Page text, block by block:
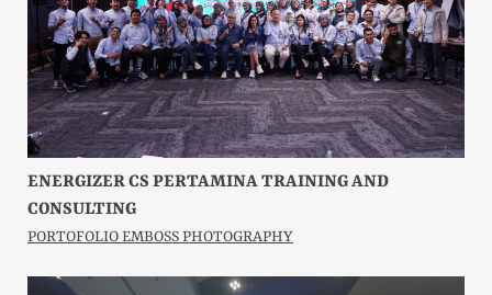
ENERGIZER CS PERTAMINA TRAINING AND
CONSULTING
PORTOFOLIO EMBOSS PHOTOGRAPHY